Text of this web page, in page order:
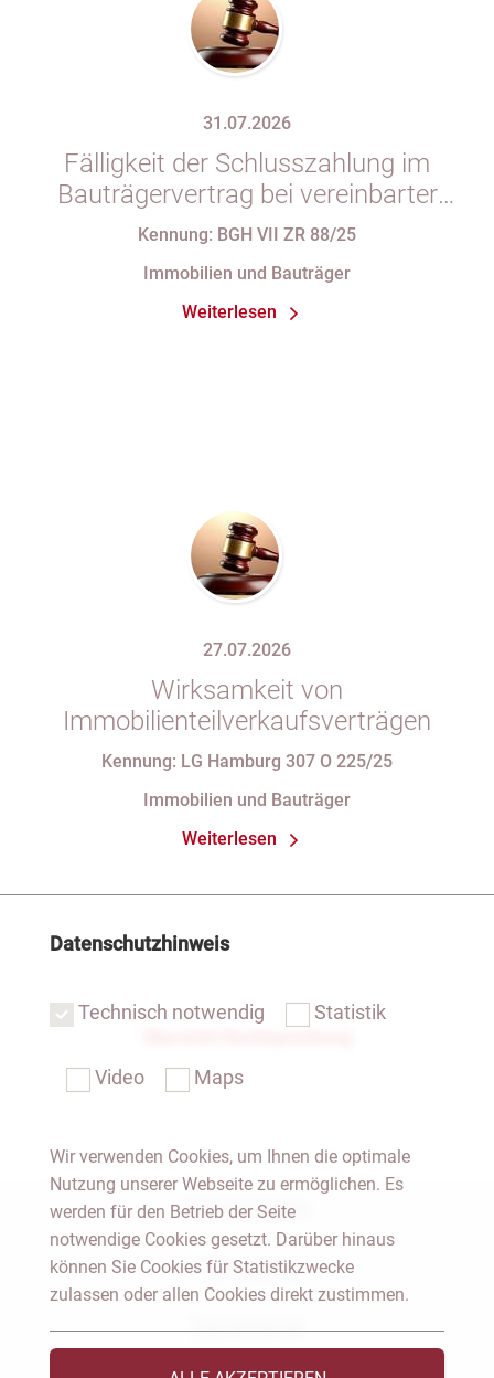
31.07.2026
Fälligkeit der Schlusszahlung im
Bauträgervertrag bei vereinbarter
Zahlung „nach vollständiger
Abnahmeprotokoll festgehaltener
Mängel am Sondereigentum
Kennung: BGH VII ZR 88/25
Immobilien und Bauträger
Weiterlesen
27.07.2026
Wirksamkeit von
Immobilienteilverkaufsverträgen
Kennung: LG Hamburg 307 O 225/25
Immobilien und Bauträger
Weiterlesen
Notar Dresden
Fachgebiete
Das Notariat
Datenschutzhinweis
Technisch notwendig Statistik
Video Maps
Wir verwenden Cookies, um Ihnen die optimale
Nutzung unserer Webseite zu ermöglichen. Es
werden für den Betrieb der Seite
notwendige Cookies gesetzt. Darüber hinaus
können Sie Cookies für Statistikzwecke
zulassen oder allen Cookies direkt zustimmen.